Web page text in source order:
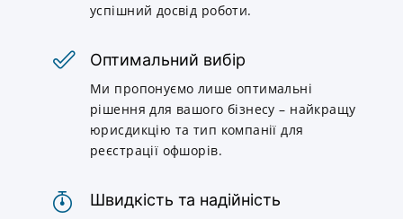
успішний досвід роботи.
Оптимальний вибір
Ми пропонуємо лише оптимальні
рішення для вашого бізнесу – найкращу
юрисдикцію та тип компанії для
реєстрації офшорів.
Швидкість та надійність